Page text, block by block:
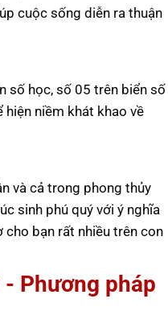
cuộc sống diễn ra thuận
số học, số 05 trên biển số
hiện niềm khát khao về
và cả trong phong thủy
sinh phú quý với ý nghĩa
cho bạn rất nhiều trên con
Phương pháp